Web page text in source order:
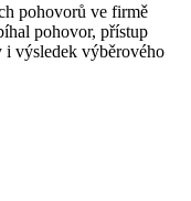
pohovorů ve firmě
pohovor, přístup
i výsledek výběrového